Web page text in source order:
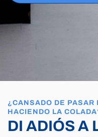
¿CANSADO DE
HACIENDO LA
DI ADIÓS A